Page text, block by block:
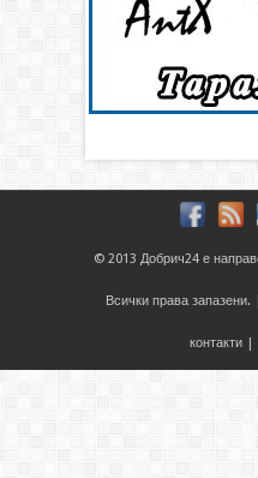
© 2013 Добрич24 е
Всички права запазени. |
контакти |